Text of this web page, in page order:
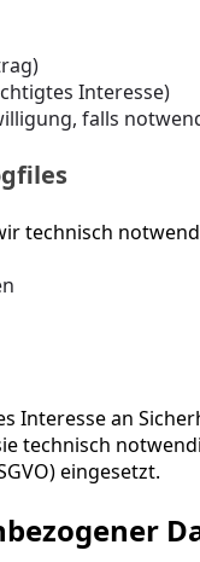
Interesse)
falls
technisch
Interesse an
technisch
eingesetzt.